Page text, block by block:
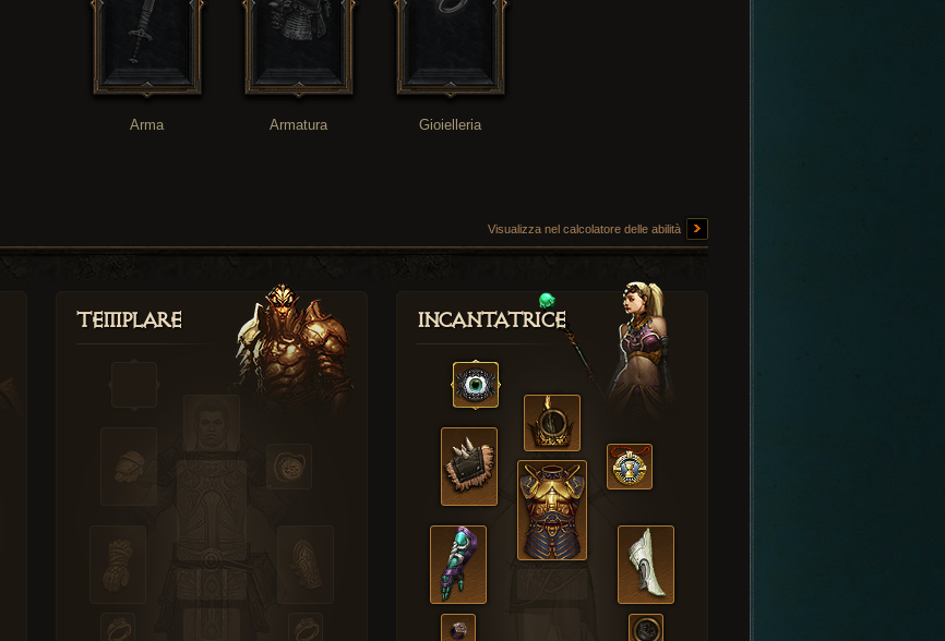
Arma Armatura Gioielleria
Visualizza nel calcolatore delle abilità
Templare Incantatrice